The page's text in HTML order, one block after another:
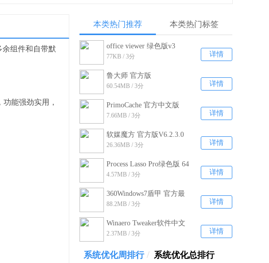
组件和自带默
能强劲实用，
本类热门推荐 本类热门标签
详情
office viewer 绿色版v3
77KB / 3分
详情
鲁大师 官方版
v6.1021.3225.1110
60.54MB / 3分
详情
PrimoCache 官方中文版
v3.2.0
7.66MB / 3分
详情
软媒魔方 官方版V6.2.3.0
26.36MB / 3分
详情
Process Lasso Pro绿色版 64
位+32位V9.0.0.558
4.57MB / 3分
详情
360Windows7盾甲 官方最
新版V12.1.0.106
88.2MB / 3分
详情
Winaero Tweaker软件中文
汉化版 V0.16.1.0
2.37MB / 3分
系统优化周排行 / 系统优化总排行